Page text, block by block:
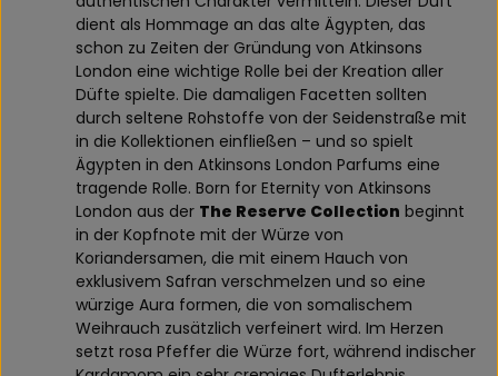
dient als Hommage an das alte Ägypten, das
schon zu Zeiten der Gründung von Atkinsons
London eine wichtige Rolle bei der Kreation aller
Düfte spielte. Die damaligen Facetten sollten
durch seltene Rohstoffe von der Seidenstraße mit
in die Kollektionen einfließen – und so spielt
Ägypten in den Atkinsons London Parfums eine
tragende Rolle. Born for Eternity von Atkinsons
London aus der The Reserve Collection beginnt
in der Kopfnote mit der Würze von
Koriandersamen, die mit einem Hauch von
exklusivem Safran verschmelzen und so eine
würzige Aura formen, die von somalischem
Weihrauch zusätzlich verfeinert wird. Im Herzen
setzt rosa Pfeffer die Würze fort, während indischer